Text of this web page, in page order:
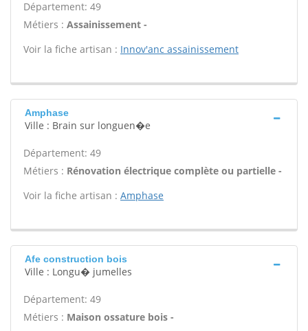
Département: 49
Métiers : Assainissement -
Voir la fiche artisan : Innov'anc assainissement
Amphase
Ville : Brain sur longuen�e
Département: 49
Métiers : Rénovation électrique complète ou partielle -
Voir la fiche artisan : Amphase
Afe construction bois
Ville : Longu� jumelles
Département: 49
Métiers : Maison ossature bois -